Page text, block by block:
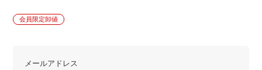
会員限定卸値
メールアドレス